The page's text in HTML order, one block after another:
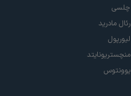
چلسی
رئال مادرید
لیورپول
منچستریونایتد
یوونتوس